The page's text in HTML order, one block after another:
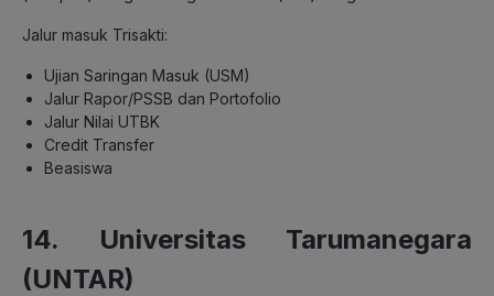
Jalur masuk Trisakti:
Ujian Saringan Masuk (USM)
Jalur Rapor/PSSB dan Portofolio
Jalur Nilai UTBK
Credit Transfer
Beasiswa
14. Universitas Tarumanegara
(UNTAR)